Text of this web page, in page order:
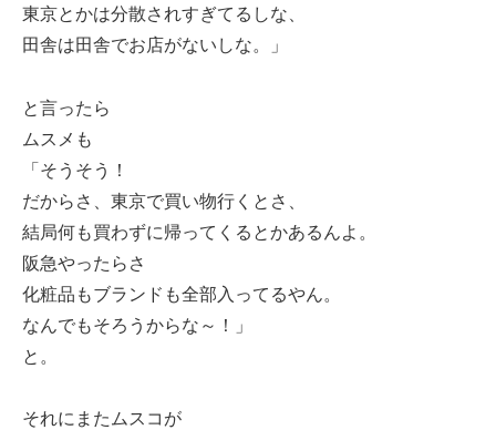
東京とかは分散されすぎてるしな、
田舎は田舎でお店がないしな。」
と言ったら
ムスメも
「そうそう！
だからさ、東京で買い物行くとさ、
結局何も買わずに帰ってくるとかあるんよ。
阪急やったらさ
化粧品もブランドも全部入ってるやん。
なんでもそろうからな～！」
と。
それにまたムスコが